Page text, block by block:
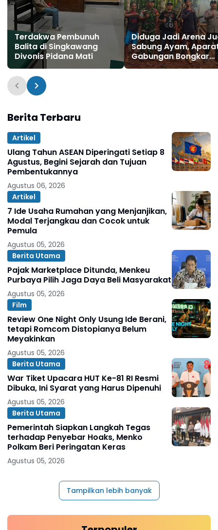
Terdakwa Pembunuh
Balita di Singkawang
Divonis Pidana Mati
Diduga Jadi Arena
Sabung Ayam,
Gabungan Bongkar
Kelang di Desa
Berita Terbaru
Artikel
Ulang Tahun ASEAN Diperingati Setiap 8
Agustus, Begini Sejarah dan Tujuan
Pembentukannya
Agustus 06, 2026
Artikel
7 Ide Usaha Rumahan yang Menjanjikan,
Modal Terjangkau dan Cocok untuk
Pemula
Agustus 05, 2026
Berita Utama
Pajak Marketplace Ditunda, Menkeu
Purbaya Pilih Jaga Daya Beli Masyarakat
Agustus 05, 2026
Film
Review One Night Only Usung Ide Berani,
tetapi Romcom Distopianya Belum
Meyakinkan
Agustus 05, 2026
Berita Utama
War Tiket Upacara HUT Ke-81 RI Resmi
Dibuka, Ini Syarat yang Harus Dipenuhi
Agustus 05, 2026
Berita Utama
Pemerintah Siapkan Langkah Tegas
terhadap Penyebar Hoaks, Menko
Polkam Beri Peringatan Keras
Agustus 05, 2026
Tampilkan lebih banyak